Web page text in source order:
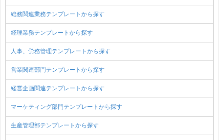
総務関連業務テンプレートから探す
経理業務テンプレートから探す
人事、労務管理テンプレートから探す
営業関連部門テンプレートから探す
経営企画関連テンプレートから探す
マーケティング部門テンプレートから探す
生産管理部テンプレートから探す